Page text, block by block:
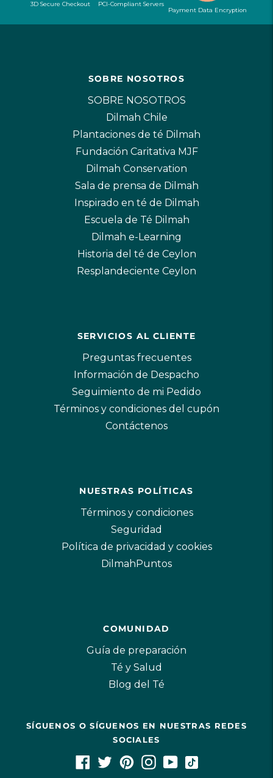
3D Secure Checkout
PCI-Compliant Servers
Payment Data Encryption
SOBRE NOSOTROS
SOBRE NOSOTROS
Dilmah Chile
Plantaciones de té Dilmah
Fundación Caritativa MJF
Dilmah Conservation
Sala de prensa de Dilmah
Inspirado en té de Dilmah
Escuela de Té Dilmah
Dilmah e-Learning
Historia del té de Ceylon
Resplandeciente Ceylon
SERVICIOS AL CLIENTE
Preguntas frecuentes
Información de Despacho
Seguimiento de mi Pedido
Términos y condiciones del cupón
Contáctenos
NUESTRAS POLÍTICAS
Términos y condiciones
Seguridad
Política de privacidad y cookies
DilmahPuntos
COMUNIDAD
Guía de preparación
Té y Salud
Blog del Té
SÍGUENOS O SÍGUENOS EN NUESTRAS REDES
SOCIALES